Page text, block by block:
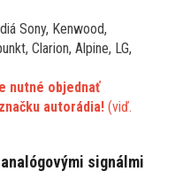
Sony, Kenwood,
Clarion, Alpine, LG,
nutné objednať
autorádia! (viď.
signálmi